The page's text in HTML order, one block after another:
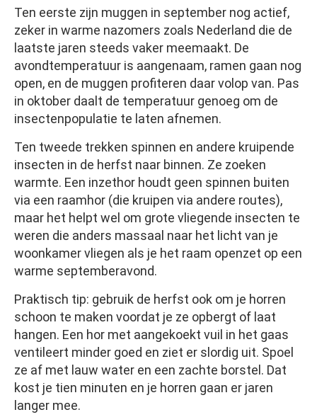
Ten eerste zijn muggen in september nog actief,
zeker in warme nazomers zoals Nederland die de
laatste jaren steeds vaker meemaakt. De
avondtemperatuur is aangenaam, ramen gaan nog
open, en de muggen profiteren daar volop van. Pas
in oktober daalt de temperatuur genoeg om de
insectenpopulatie te laten afnemen.
Ten tweede trekken spinnen en andere kruipende
insecten in de herfst naar binnen. Ze zoeken
warmte. Een inzethor houdt geen spinnen buiten
via een raamhor (die kruipen via andere routes),
maar het helpt wel om grote vliegende insecten te
weren die anders massaal naar het licht van je
woonkamer vliegen als je het raam openzet op een
warme septemberavond.
Praktisch tip: gebruik de herfst ook om je horren
schoon te maken voordat je ze opbergt of laat
hangen. Een hor met aangekoekt vuil in het gaas
ventileert minder goed en ziet er slordig uit. Spoel
ze af met lauw water en een zachte borstel. Dat
kost je tien minuten en je horren gaan er jaren
langer mee.